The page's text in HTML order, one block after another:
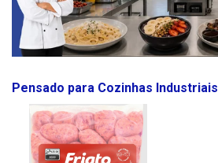
Pensado para Cozinhas Industriais